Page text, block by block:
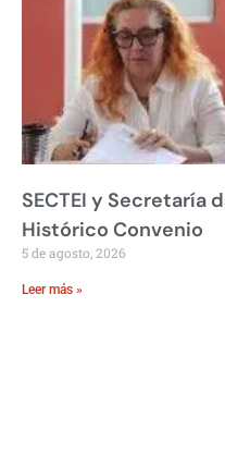
SECTEI y Secretaría
Histórico Convenio
5 de agosto, 2026
Leer más »